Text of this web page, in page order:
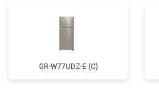
GR-W77UDZ-E (C)